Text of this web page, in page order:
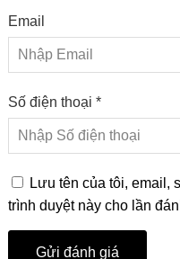
Email
Số điện thoại *
Lưu tên của tôi, email,
trình duyệt này cho lần